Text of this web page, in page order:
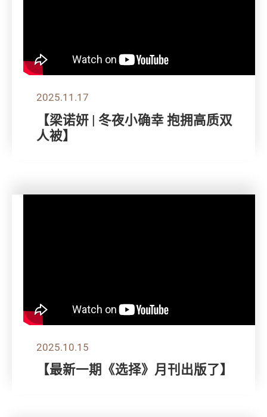
2025.11.17
【梁诺妍 | 冬夜小确幸 抱拥高质双
人被】
2025.10.15
【最新一期《选择》月刊出版了】